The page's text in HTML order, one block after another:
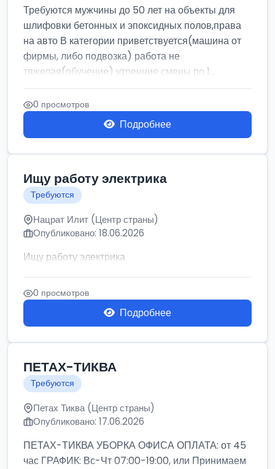
Требуются мужчины до 50 лет на объекты для
шлифовки бетонных и эпоксидных полов,права
на авто В категории приветствуется(машина от
фирмы, либо подвозка) работа не
тяжелая(обучение) утренние смены по 1...
0 просмотров
Подробнее
Ищу работу электрика
Требуются
Нацрат Илит (Центр страны)
Опубликовано: 18.06.2026
Ищу работу электрика
0 просмотров
Подробнее
ПЕТАХ-ТИКВА
Требуются
Петах Тиква (Центр страны)
Опубликовано: 17.06.2026
ПЕТАХ-ТИКВА УБОРКА ОФИСА ОПЛАТА: от 45
час ГРАФИК: Вс-Чт 07:00-19:00, или Принимаем